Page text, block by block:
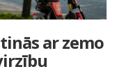
ar zemo